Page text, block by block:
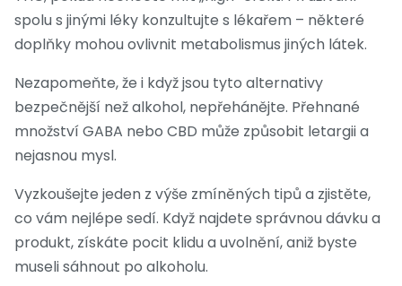
spolu s jinými léky konzultujte s lékařem – některé
doplňky mohou ovlivnit metabolismus jiných látek.
Nezapomeňte, že i když jsou tyto alternativy
bezpečnější než alkohol, nepřehánějte. Přehnané
množství GABA nebo CBD může způsobit letargii a
nejasnou mysl.
Vyzkoušejte jeden z výše zmíněných tipů a zjistěte,
co vám nejlépe sedí. Když najdete správnou dávku a
produkt, získáte pocit klidu a uvolnění, aniž byste
museli sáhnout po alkoholu.